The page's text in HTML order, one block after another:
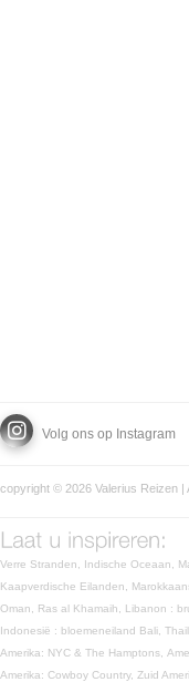
Volg ons op Instagram
copyright © 2026 Valerius Reizen |
Verre Stranden, Indische Oceaan,
Kaapverdische Eilanden,
Oman, Ras al Khamaih, Libanon :
Indonesië : bloemeneiland Bali,
Amerika: NYC & The Hamptons,
Amerika: Cowboy Country, Zuid